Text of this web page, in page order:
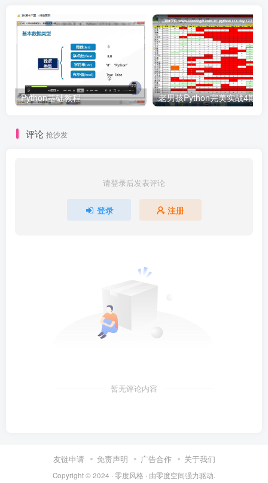
Python基础教程
评论 抢沙发
请登录后发表评论
登录 注册
暂无评论内容
友链申请 免责声明 广告合作 关于我们
Copyright © 2024 · 零度风格 · 由零度空间强力驱动.